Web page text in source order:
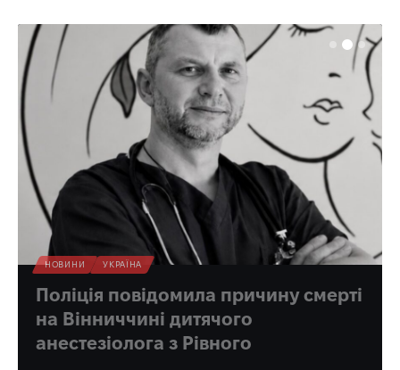
НОВИНИ УКРАЇНА
Поліція повідомила причину смерті
на Вінниччині дитячого
анестезіолога з Рівного